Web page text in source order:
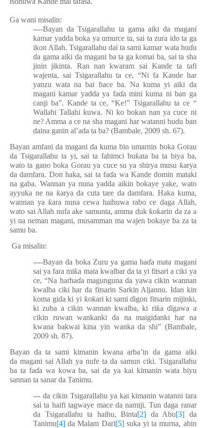
Ga wani misalin:
----Bayan da Tsigarallahu ta gama aiki da magani
kamar yadda boka ya umurce ta, sai ta zura ido ta ga
ikon Allah. Tsigarallahu dai ta sami kamar wata huɗu
da gama aiki da magani ba ta ga komai ba, sai ta sha
jinin jikinta. Ran nan kwaram sai Kande ta tafi
wajenta, sai Tsigarallahu ta ce, “Ni fa Kande har
yanzu wata na bai ɓace ba. Na kuma yi aiki da
magani kamar yadda ya faɗa mini kuma ni ban ga
canji ba”. Kande ta ce, “Ke!” Tsigarallahu ta ce “
Wallahi Tallahi kuwa. Ni ko bokan nan ya cuce ni
ne? Amma a ce na sha magani har watanni huɗu ban
daina ganin al’ada ta ba? (Bambale, 2009 sh. 67).
Bayan amfani da magani da kuma bin umarnin boka Gorau
da Tsigarallahu ta yi, sai ta fahimci buƙata ba ta biya ba,
wato ta gano boka Gorau ya cuce su ya shirya musu ƙarya
da damfara. Don haka, sai ta faɗa wa Kande domin mataki
na gaba. Wannan ya nuna yadda aikin bokaye yake, wato
ayyuka ne na ƙarya da cuta tare da damfara. Haka kuma,
wannan ya ƙara nuna cewa haihuwa rabo ce daga Allah,
wato sai Allah nufa ake samunta, amma duk ƙoƙarin da za a
yi na neman magani, musamman ma wajen bokaye ba za ta
samu ba.
Ga misalin:
----Bayan da boka Zuru ya gama haɗa mata magani
sai ya fara miƙa mata kwalbar da ta yi fitsari a ciki ya
ce, “Na harhaɗa magunguna da yawa cikin wannan
kwalba ciki har da fitsarin Sarkin Aljannu. Idan kin
koma gida ki yi ƙoƙari ki samiɗigon fitsarin mijinki,
ki zuba a cikin wannan kwalba, ki riƙaɗigawa a
cikin ruwan wankanki da na maigidanki har na
kwana bakwai kina yin wanka da shi” (Bambale,
2009 sh. 87).
Bayan da ta sami kimanin kwana arba’in da gama aiki
da magani sai Allah ya nufe ta da samun ciki. Tsigarallahu
ba ta faɗa wa kowa ba, sai da ya kai kimanin wata biyu
sannan ta sanar da Tanimu.
--- da cikin Tsigarallahu ya kai kimanin watanni tara
sai ta haifi tagwaye mace da namiji. Tun daga ranar
da Tsigarallahu ta haihu, Binta[2] da Abu[3] da
Tanimu[4] da Malam Dari[5]suka yi ta murna, abin